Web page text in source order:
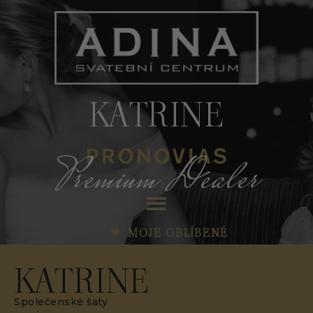
KATRINE
Premium Dealer
MOJE OBLÍBENÉ
KATRINE
Společenské šaty